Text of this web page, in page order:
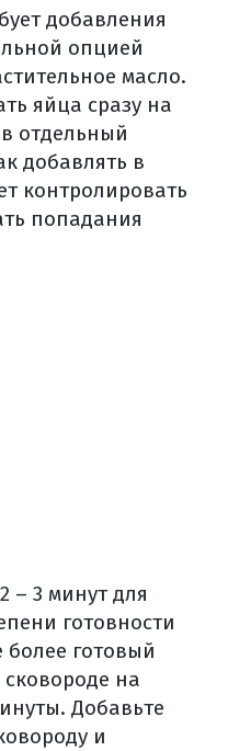
добавления
опцией
масло.
яйца сразу на
отдельный
добавлять в
контролировать
попадания
– 3 минут для
готовности
готовый
сковороде на
Добавьте
и